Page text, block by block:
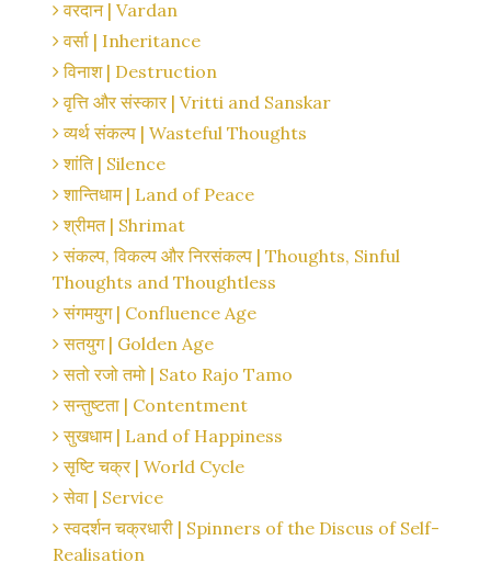
वरदान | Vardan
वर्सा | Inheritance
विनाश | Destruction
वृत्ति और संस्कार | Vritti and Sanskar
व्यर्थ संकल्प | Wasteful Thoughts
शांति | Silence
शान्तिधाम | Land of Peace
श्रीमत | Shrimat
संकल्प, विकल्प और निरसंकल्प | Thoughts, Sinful
Thoughts and Thoughtless
संगमयुग | Confluence Age
सतयुग | Golden Age
सतो रजो तमो | Sato Rajo Tamo
सन्तुष्टता | Contentment
सुखधाम | Land of Happiness
सृष्टि चक्र | World Cycle
सेवा | Service
स्वदर्शन चक्रधारी | Spinners of the Discus of Self-
Realisation